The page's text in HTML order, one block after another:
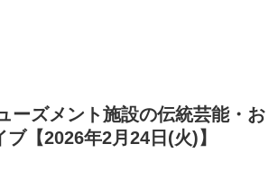
ーズメント施設の伝統芸能・お
ブ【2026年2月24日(火)】